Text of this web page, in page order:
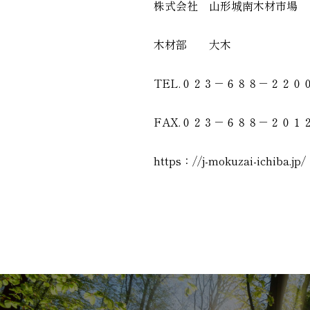
株式会社 山形城南木材市場
木材部 大木
TEL.０２３－６８８－２２０
FAX.０２３－６８８－２０１
https：//j-mokuzai-ichiba.jp/